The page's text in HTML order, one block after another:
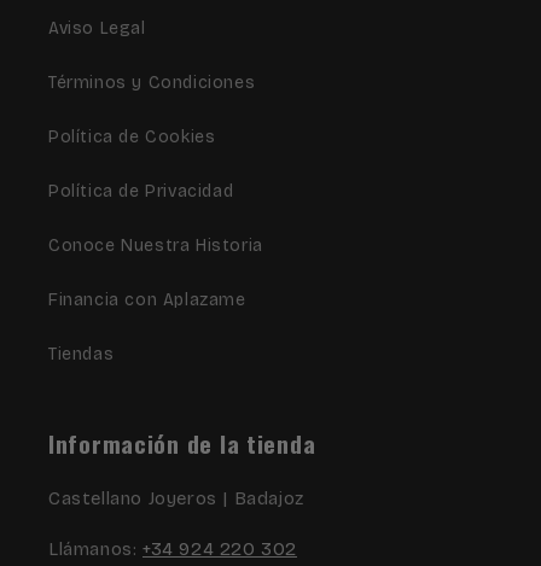
Aviso Legal
Términos y Condiciones
Política de Cookies
Política de Privacidad
Conoce Nuestra Historia
Financia con Aplazame
Tiendas
Información de la tienda
Castellano Joyeros | Badajoz
Llámanos: +34 924 220 302